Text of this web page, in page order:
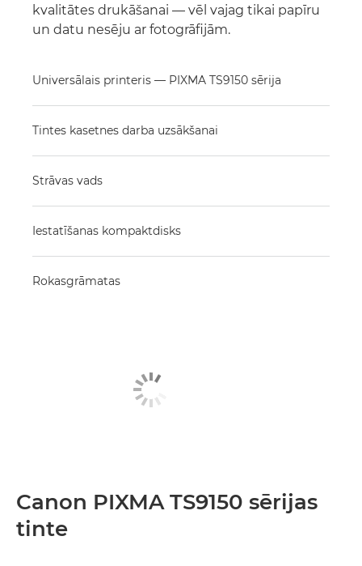
kvalitātes drukāšanai — vēl vajag tikai papīru
un datu nesēju ar fotogrāfijām.
Universālais printeris — PIXMA TS9150 sērija
Tintes kasetnes darba uzsākšanai
Strāvas vads
Iestatīšanas kompaktdisks
Rokasgrāmatas
Canon PIXMA TS9150 sērijas
tinte